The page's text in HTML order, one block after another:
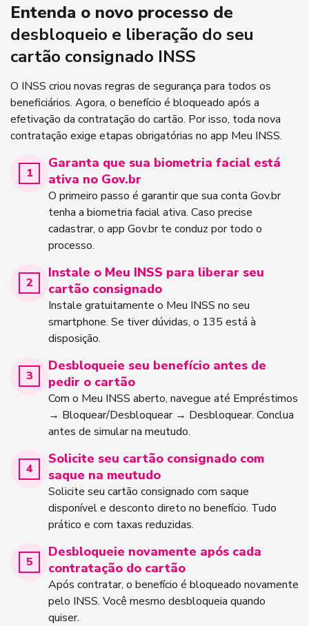
Entenda o novo processo de
desbloqueio e liberação do seu
cartão consignado INSS
O INSS criou novas regras de segurança para todos os
beneficiários. Agora, o benefício é bloqueado após a
efetivação da contratação do cartão. Por isso, toda nova
contratação exige etapas obrigatórias no app Meu INSS.
Garanta que sua biometria facial está
ativa no Gov.br
O primeiro passo é garantir que sua conta Gov.br
tenha a biometria facial ativa. Caso precise
cadastrar, o app Gov.br te conduz por todo o
processo.
Instale o Meu INSS para liberar seu
cartão consignado
Instale gratuitamente o Meu INSS no seu
smartphone. Se tiver dúvidas, o 135 está à
disposição.
Desbloqueie seu benefício antes de
pedir o cartão
Com o Meu INSS aberto, navegue até Empréstimos
→ Bloquear/Desbloquear → Desbloquear. Conclua
antes de simular na meutudo.
Solicite seu cartão consignado com
saque na meutudo
Solicite seu cartão consignado com saque
disponível e desconto direto no benefício. Tudo
prático e com taxas reduzidas.
Desbloqueie novamente após cada
contratação do cartão
Após contratar, o benefício é bloqueado novamente
pelo INSS. Você mesmo desbloqueia quando
quiser.